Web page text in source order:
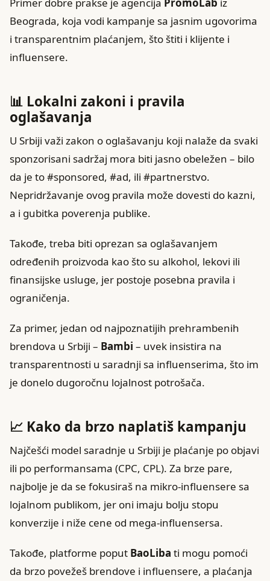
Beograda, koja vodi kampanje sa jasnim ugovorima
i transparentnim plaćanjem, što štiti i klijente i
influensere.
📊 Lokalni zakoni i pravila
oglašavanja
U Srbiji važi zakon o oglašavanju koji nalaže da svaki
sponzorisani sadržaj mora biti jasno obeležen – bilo
da je to #sponsored, #ad, ili #partnerstvo.
Nepridržavanje ovog pravila može dovesti do kazni,
a i gubitka poverenja publike.
Takođe, treba biti oprezan sa oglašavanjem
određenih proizvoda kao što su alkohol, lekovi ili
finansijske usluge, jer postoje posebna pravila i
ograničenja.
Za primer, jedan od najpoznatijih prehrambenih
brendova u Srbiji – Bambi – uvek insistira na
transparentnosti u saradnji sa influenserima, što im
je donelo dugoročnu lojalnost potrošača.
📈 Kako da brzo naplatiš kampanju
Najčešći model saradnje u Srbiji je plaćanje po objavi
ili po performansama (CPC, CPL). Za brze pare,
najbolje je da se fokusiraš na mikro-influensere sa
lojalnom publikom, jer oni imaju bolju stopu
konverzije i niže cene od mega-influensersa.
Takođe, platforme poput BaoLiba ti mogu pomoći
da brzo povežeš brendove i influensere, a plaćanja